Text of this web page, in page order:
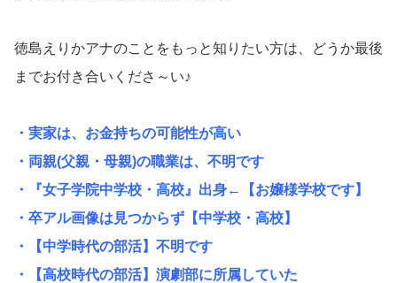
徳島えりかアナのことをもっと知りたい方は、どうか最後
までお付き合いくださ～い♪
・実家は、お金持ちの可能性が高い
・両親(父親・母親)の職業は、不明です
・『女子学院中学校・高校』出身←【お嬢様学校です】
・卒アル画像は見つからず【中学校・高校】
・【中学時代の部活】不明です
・【高校時代の部活】演劇部に所属していた